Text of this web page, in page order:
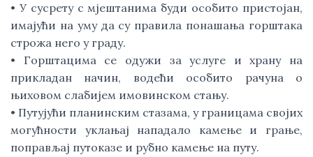
• У сусрету с мјештанима буди особито пристојан,
имајући на уму да су правила понашања горштака
строжа него у граду.
• Горштацима се одужи за услуге и храну на
прикладан начин, водећи особито рачуна о
њиховом слабијем имовинском стању.
• Путујући планинским стазама, у границама својих
могућности уклањај нападало камење и грање,
поправљај путоказе и рубно камење на путу.